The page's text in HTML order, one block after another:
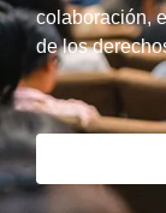
colaboración,
de los